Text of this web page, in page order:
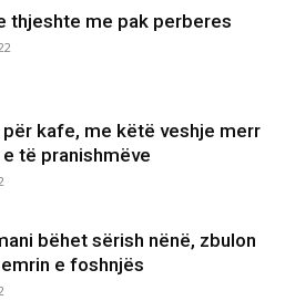
thjeshte me pak perberes
kafe, me këtë veshje merr
të pranishmëve
bëhet sërish nënë, zbulon
e foshnjës